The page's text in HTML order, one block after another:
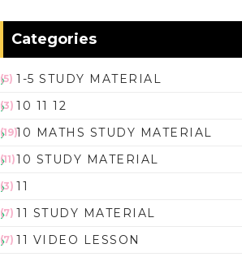
Categories
1-5 STUDY MATERIAL
(5)
10 11 12
(3)
10 MATHS STUDY MATERIAL
(19)
10 STUDY MATERIAL
(11)
11
(3)
11 STUDY MATERIAL
(7)
11 VIDEO LESSON
(7)